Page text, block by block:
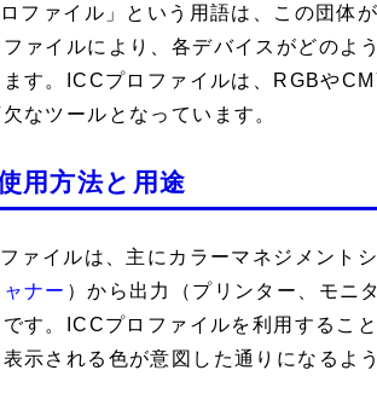
ロファイル」という用語は、この団体
ァイルにより、各デバイスがどのよ
ます。ICCプロファイルは、RGBや
なツールとなっています。
用方法と用途
ァイルは、主にカラーマネジメント
ナー ）から出力（プリンター、モニ
です。ICCプロファイルを利用するこ
示される色が意図した通りになるよ